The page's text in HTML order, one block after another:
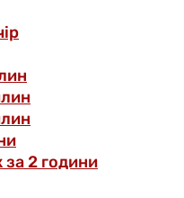
за 2 години